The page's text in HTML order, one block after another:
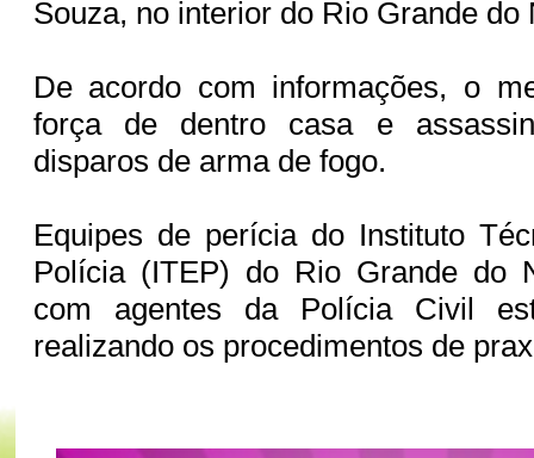
Souza, no interior do Rio Grande
De acordo com informações, o
força de dentro casa e
disparos de arma de fogo.
Equipes de perícia do Instituto
Polícia (ITEP) do Rio Grande do
com agentes da Polícia Civil
realizando os procedimentos de